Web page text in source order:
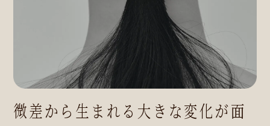
微差から生まれる大きな変化が面